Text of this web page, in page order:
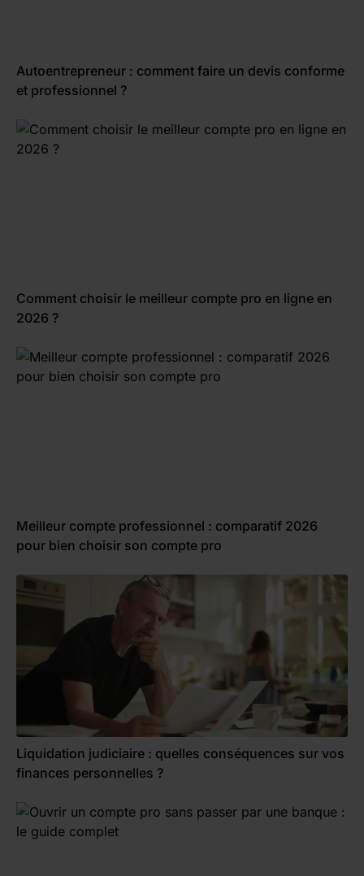
Autoentrepreneur : comment faire un devis conforme
et professionnel ?
Comment choisir le meilleur compte pro en ligne en
2026 ?
Meilleur compte professionnel : comparatif 2026
pour bien choisir son compte pro
Liquidation judiciaire : quelles conséquences sur vos
finances personnelles ?